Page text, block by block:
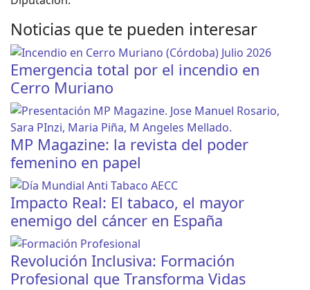
Noticias que te pueden interesar
Emergencia total por el incendio en
Cerro Muriano
MP Magazine: la revista del poder
femenino en papel
Impacto Real: El tabaco, el mayor
enemigo del cáncer en España
Revolución Inclusiva: Formación
Profesional que Transforma Vidas